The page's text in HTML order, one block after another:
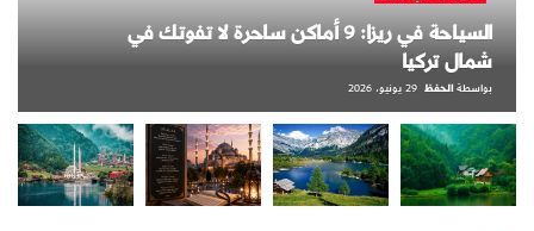
السياحة في ريزا: 9 أماكن ساحرة لا تفوتك في
شمال تركيا
بواسطةالحفظ 29 يونيو، 2026